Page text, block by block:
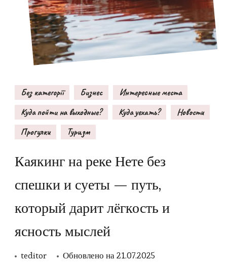
Без категорії Бизнес
Интересные места
Куда пойти на выходные?
Куда уехать?
Новости
Прогулки
Туризм
Каякинг на реке Нете без
спешки и суеты — путь,
который дарит лёгкость и
ясность мыслей
teditor Обновлено на21.07.2025